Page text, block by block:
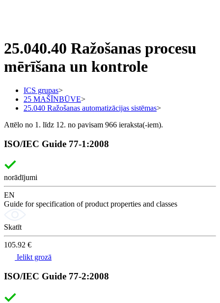
25.040.40 Ražošanas procesu
mērīšana un kontrole
ICS grupas>
25 MAŠĪNBŪVE>
25.040 Ražošanas automatizācijas sistēmas>
Attēlo no 1. līdz 12. no pavisam 966 ieraksta(-iem).
ISO/IEC Guide 77-1:2008
norādījumi
EN
Guide for specification of product properties and classes
Skatīt
105.92 €
Ielikt grozā
ISO/IEC Guide 77-2:2008